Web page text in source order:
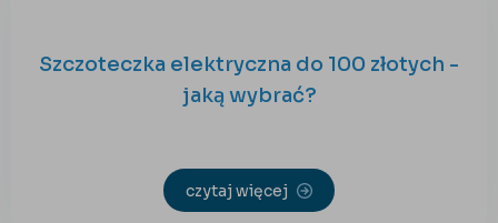
Szczoteczka elektryczna do 100 złotych -
jaką wybrać?
czytaj więcej